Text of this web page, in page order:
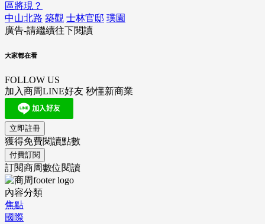
區將現？
中山北路 築觀 士林官邸 璞園
廣告-請繼續往下閱讀
大家都在看
FOLLOW US
加入商周LINE好友 秒懂新商業
立即註冊
獲得免費閱讀點數
付費訂閱
訂閱商周數位閱讀
內容分類
焦點
國際